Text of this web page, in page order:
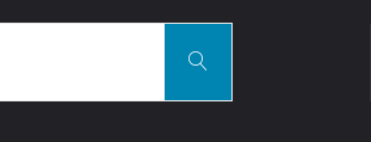
Cerca